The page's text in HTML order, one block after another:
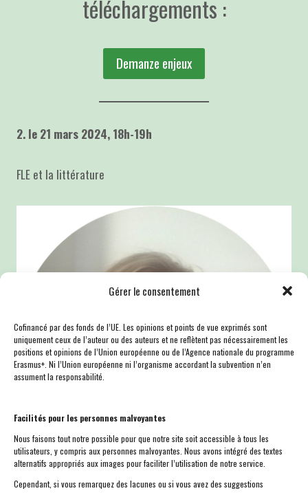
Gérer le consentement
Cofinancé par des fonds de l’UE. Les opinions et points de vue exprimés sont
uniquement ceux de l’auteur ou des auteurs et ne reflètent pas nécessairement les
positions et opinions de l’Union européenne ou de l’Agence nationale du programme
Erasmus+. Ni l’Union européenne ni l’organisme accordant la subvention n’en
assument la responsabilité.
Facilités pour les personnes malvoyantes
Nous faisons tout notre possible pour que notre site soit accessible à tous les
utilisateurs, y compris aux personnes malvoyantes. Nous avons intégré des textes
alternatifs appropriés aux images pour faciliter l’utilisation de notre service.
Cependant, si vous remarquez des lacunes ou si vous avez des suggestions
téléchargements :
Demanze enjeux
2. le 21 mars 2024, 18h-19h
FLE et la littérature